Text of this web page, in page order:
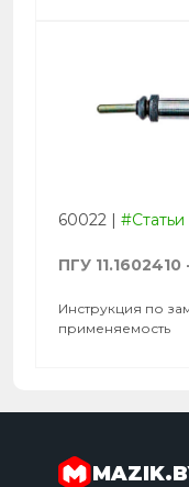
60022 | #Статьи
ПГУ
Инструкция по
применяемость